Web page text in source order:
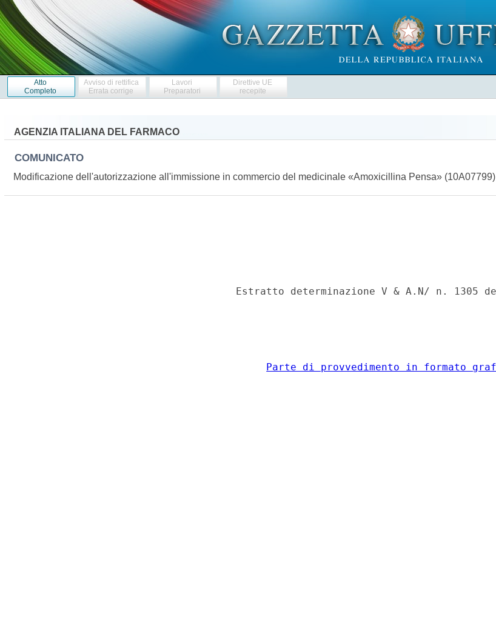
Atto
Completo
Avviso di rettifica
Errata corrige
Lavori
Preparatori
Direttive UE
recepite
AGENZIA ITALIANA DEL FARMACO
COMUNICATO
Modificazione dell'autorizzazione all'immissione in commercio del medicinale «Amoxicillina Pensa» (10A07799)